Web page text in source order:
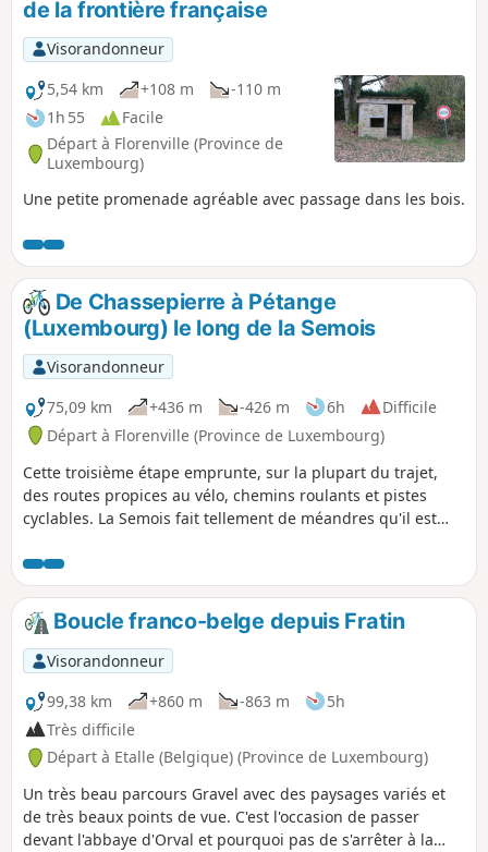
de la frontière française
Visorandonneur
5,54 km
+108 m
-110 m
1h 55
Facile
Départ à Florenville (Province de
Luxembourg)
Une petite promenade agréable avec passage dans les bois.
De Chassepierre à Pétange
(Luxembourg) le long de la Semois
Visorandonneur
75,09 km
+436 m -426 m 6h
Difficile
Départ à Florenville (Province de Luxembourg)
Cette troisième étape emprunte, sur la plupart du trajet,
des routes propices au vélo, chemins roulants et pistes
cyclables. La Semois fait tellement de méandres qu'il est
multiples fois et remonte jusqu'à sa source à Arlon ! La
randonnée traverse la Gaume et le pays d'Arlon à l'écart des
axes routiers fréquentés par la circulation automobile.
Boucle franco-belge depuis Fratin
Visorandonneur
99,38 km
+860 m -863 m
5h
Très difficile
Départ à Etalle (Belgique) (Province de Luxembourg)
Un très beau parcours Gravel avec des paysages variés et
de très beaux points de vue. C'est l'occasion de passer
devant l'abbaye d'Orval et pourquoi pas de s'arrêter à la